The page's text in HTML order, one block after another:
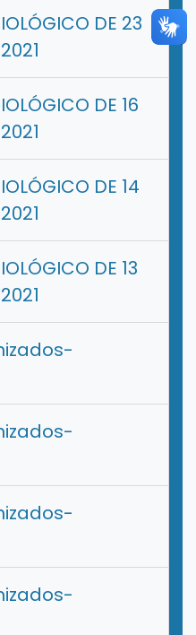
DE 23
DE 16
DE 14
DE 13